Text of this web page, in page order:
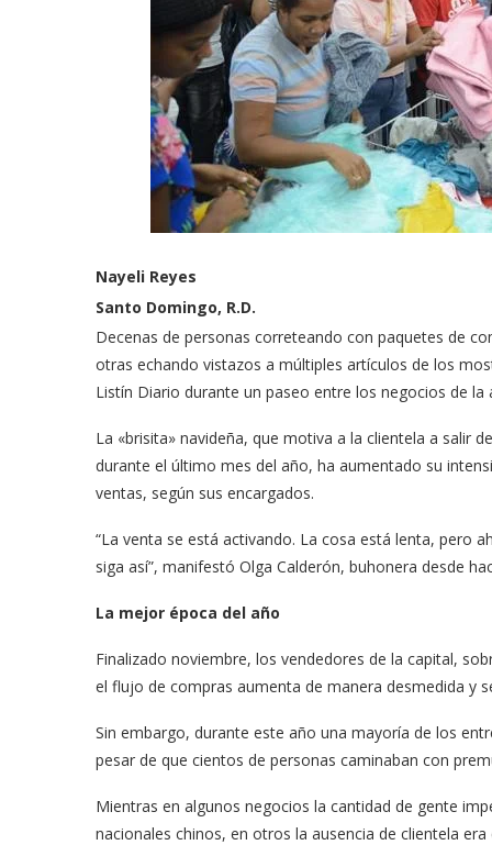
Nayeli Reyes
Santo Domingo, R.D.
Decenas de personas correteando con paquetes de
otras echando vistazos a múltiples artículos de los
Listín Diario durante un paseo entre los negocios de la
La «brisita» navideña, que motiva a la clientela a salir
durante el último mes del año, ha aumentado su
ventas, según sus encargados.
“La venta se está activando. La cosa está lenta, pero
siga así”, manifestó Olga Calderón, buhonera desde
La mejor época del año
Finalizado noviembre, los vendedores de la capital,
el flujo de compras aumenta de manera desmedida y
Sin embargo, durante este año una mayoría de los
pesar de que cientos de personas caminaban con
Mientras en algunos negocios la cantidad de gente
nacionales chinos, en otros la ausencia de clientela era